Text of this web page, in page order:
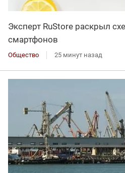
Эксперт RuStore раскрыл
смартфонов
Общество 25 минут назад